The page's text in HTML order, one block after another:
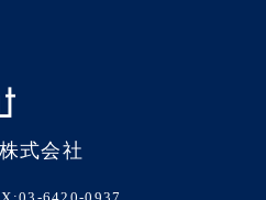
式会社